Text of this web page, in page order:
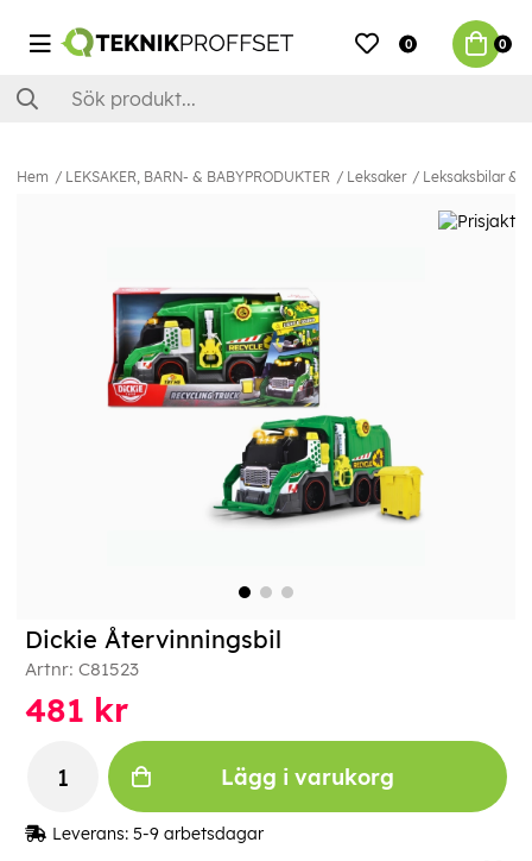
0 0
Hem LEKSAKER, BARN- & BABYPRODUKTER Leksaker Leksaksbilar &
Dickie Återvinningsbil
Artnr: C81523
481 kr
Lägg i varukorg
Leverans: 5-9 arbetsdagar